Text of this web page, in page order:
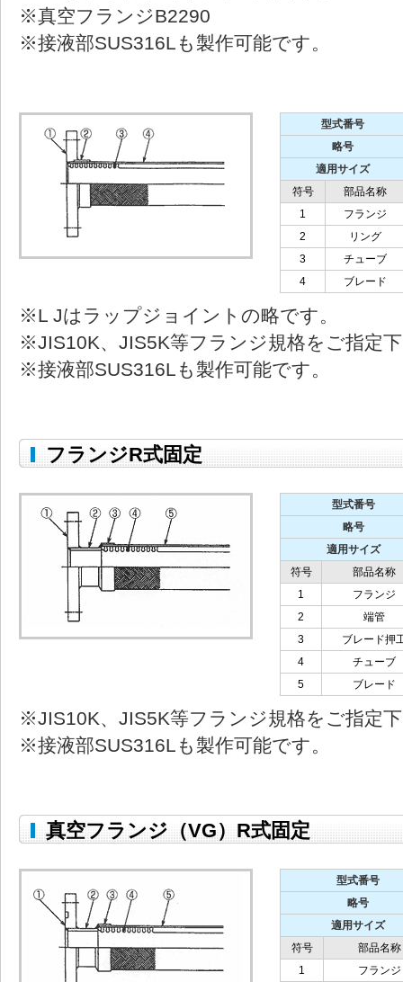
※真空フランジB2290
※接液部SUS316Lも製作可能です。
型式番号
略号
適用サイズ
符号
部品名称
1
フランジ
2
リング
3
チューブ
4
ブレード
※L Jはラップジョイントの略です。
※JIS10K、JIS5K等フランジ規格をご指定
※接液部SUS316Lも製作可能です。
フランジR式固定
型式番号
略号
適用サイズ
符号
部品名称
1
フランジ
2
端管
3
ブレード押
4
チューブ
5
ブレード
※JIS10K、JIS5K等フランジ規格をご指定
※接液部SUS316Lも製作可能です。
真空フランジ（VG）R式固定
型式番号
略号
適用サイズ
符号
部品名称
1
フランジ